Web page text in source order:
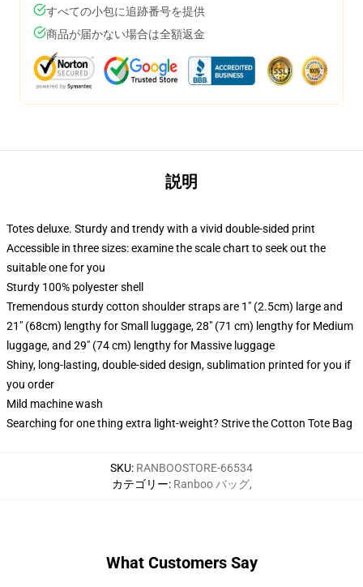
すべての小包に追跡番号を提供
商品が届かない場合は全額返金
説明
Totes deluxe. Sturdy and trendy with a vivid double-sided print
Accessible in three sizes: examine the scale chart to seek out the
suitable one for you
Sturdy 100% polyester shell
Tremendous sturdy cotton shoulder straps are 1" (2.5cm) large and
21" (68cm) lengthy for Small luggage, 28" (71 cm) lengthy for Medium
luggage, and 29" (74 cm) lengthy for Massive luggage
Shiny, long-lasting, double-sided design, sublimation printed for you if
you order
Mild machine wash
Searching for one thing extra light-weight? Strive the Cotton Tote Bag
SKU: RANBOOSTORE-66534
カテゴリー: Ranboo バッグ,
What Customers Say